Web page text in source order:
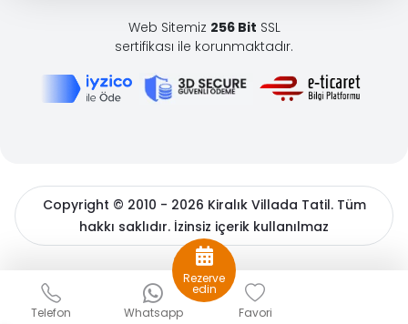
Web Sitemiz 256 Bit SSL
sertifikası ile korunmaktadır.
Copyright © 2010 - 2026 Kiralık Villada Tatil. Tüm
hakkı saklıdır. İzinsiz içerik kullanılmaz
BöcekSoft
Telefon Whatsapp
Rezerve
edin
Favori
Sizlere daha iyi bir hizmet sunabilmek için çerezler
kullanıyoruz. Detaylı bilgiler içinçerez politikamızı
Verilerin Korunmasıhakkında açıklama metnimizi inceleyin.